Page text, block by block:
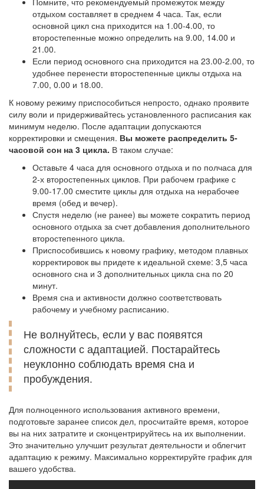
отдыхом составляет в среднем 4 часа. Так, если
основной цикл сна приходится на 1.00-4.00, то
второстепенные можно определить на 9.00, 14.00 и
21.00.
Если период основного сна приходится на 23.00-2.00, то
удобнее перенести второстепенные циклы отдыха на
7.00, 0.00 и 18.00.
К новому режиму приспособиться непросто, однако проявите
силу воли и придерживайтесь установленного расписания как
минимум неделю. После адаптации допускаются
корректировки и смещения. Вы можете распределить 5-
часовой сон на 3 цикла. В таком случае:
Оставьте 4 часа для основного отдыха и по полчаса для
2-х второстепенных циклов. При рабочем графике с
9.00-17.00 сместите циклы для отдыха на нерабочее
время (обед и вечер).
Спустя неделю (не ранее) вы можете сократить период
основного отдыха за счет добавления дополнительного
второстепенного цикла.
Приспособившись к новому графику, методом плавных
корректировок вы придете к идеальной схеме: 3,5 часа
основного сна и 3 дополнительных цикла сна по 20
минут.
Время сна и активности должно соответствовать
рабочему и учебному расписанию.
Не волнуйтесь, если у вас появятся
сложности с адаптацией. Постарайтесь
неуклонно соблюдать время сна и
пробуждения.
Для полноценного использования активного времени,
подготовьте заранее список дел, просчитайте время, которое
вы на них затратите и сконцентрируйтесь на их выполнении.
Это значительно улучшит результат деятельности и облегчит
адаптацию к режиму. Максимально корректируйте график для
вашего удобства.